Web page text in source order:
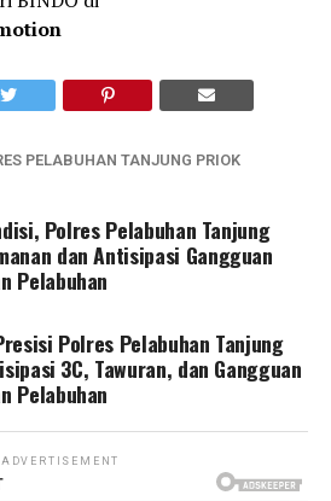
PELABUHAN TANJUNG PRIOK
Polres Pelabuhan Tanjung
dan Antisipasi Gangguan
Pelabuhan
Polres Pelabuhan Tanjung
3C, Tawuran, dan Gangguan
Pelabuhan
ADVERTISEMENT